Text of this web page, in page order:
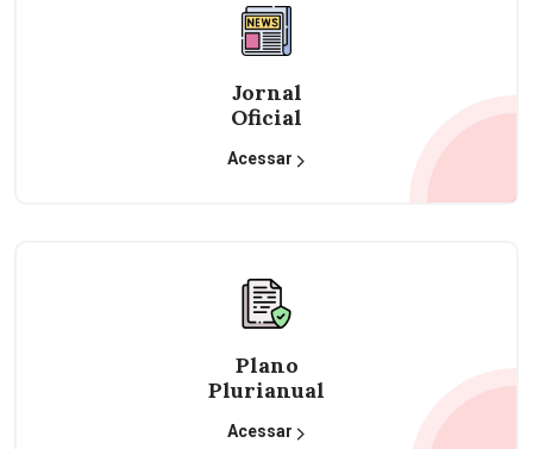
Jornal
Oficial
Acessar
Plano
Plurianual
Acessar